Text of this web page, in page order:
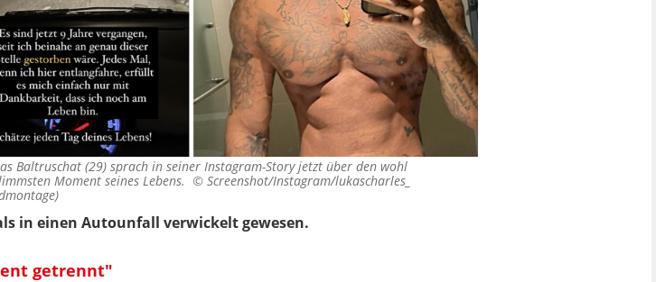
Baltruschat (29) sprach in seiner Instagram-Story jetzt über den wohl
Moment seines Lebens. © Screenshot/Instagram/lukascharles_
in einen Autounfall verwickelt gewesen.
getrennt"